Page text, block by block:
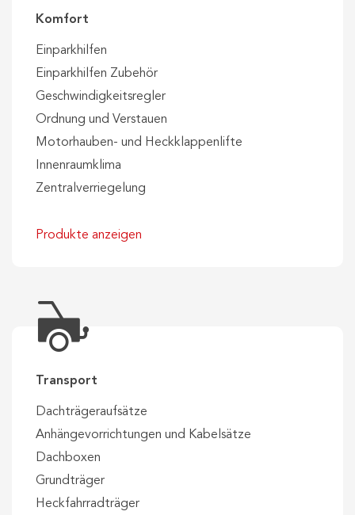
Komfort
Einparkhilfen
Einparkhilfen Zubehör
Geschwindigkeitsregler
Ordnung und Verstauen
Motorhauben- und Heckklappenlifte
Innenraumklima
Zentralverriegelung
Produkte anzeigen
Transport
Dachträgeraufsätze
Anhängevorrichtungen und Kabelsätze
Dachboxen
Grundträger
Heckfahrradträger